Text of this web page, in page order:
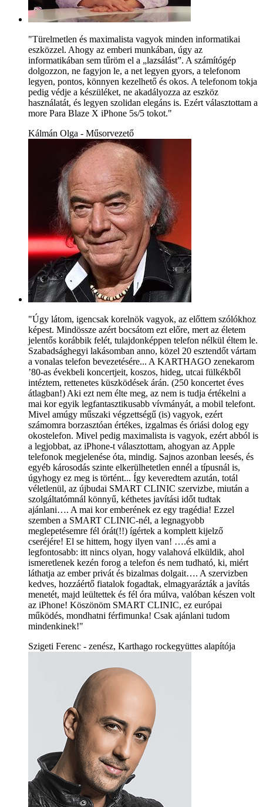
"Türelmetlen és maximalista vagyok minden informatikai
eszközzel. Ahogy az emberi munkában, úgy az
informatikában sem tűröm el a „lazsálást”. A számítógép
dolgozzon, ne fagyjon le, a net legyen gyors, a telefonom
legyen, pontos, könnyen kezelhető és okos. A telefonom tokja
pedig védje a készüléket, ne akadályozza az eszköz
használatát, és legyen szolidan elegáns is. Ezért választottam a
more Para Blaze X iPhone 5s/5 tokot."
Kálmán Olga - Műsorvezető
"Úgy látom, igencsak korelnök vagyok, az előttem szólókhoz
képest. Mindössze azért bocsátom ezt előre, mert az életem
jelentős korábbik felét, tulajdonképpen telefon nélkül éltem le.
Szabadsághegyi lakásomban anno, közel 20 esztendőt vártam
a vonalas telefon bevezetésére... A KARTHAGO zenekarom
’80-as évekbeli koncertjeit, koszos, hideg, utcai fülkékből
intéztem, rettenetes küszködések árán. (250 koncertet éves
átlagban!) Aki ezt nem élte meg, az nem is tudja értékelni a
mai kor egyik legfantasztikusabb vívmányát, a mobil telefont.
Mivel amúgy műszaki végzettségű (is) vagyok, ezért
számomra borzasztóan értékes, izgalmas és óriási dolog egy
okostelefon. Mivel pedig maximalista is vagyok, ezért abból is
a legjobbat, az iPhone-t választottam, ahogyan az Apple
telefonok megjelenése óta, mindig. Sajnos azonban leesés, és
egyéb károsodás szinte elkerülhetetlen ennél a típusnál is,
úgyhogy ez meg is történt... Így keveredtem azután, totál
véletlenül, az újbudai SMART CLINIC szervizbe, miután a
szolgáltatómnál könnyű, kéthetes javítási időt tudtak
ajánlani…. A mai kor emberének ez egy tragédia! Ezzel
szemben a SMART CLINIC-nél, a legnagyobb
meglepetésemre fél órát(!!) ígértek a komplett kijelző
cseréjére! El se hittem, hogy ilyen van! ….és ami a
legfontosabb: itt nincs olyan, hogy valahová elküldik, ahol
ismeretlenek kezén forog a telefon és nem tudható, ki, miért
láthatja az ember privát és bizalmas dolgait…. A szervizben
kedves, hozzáértő fiatalok fogadtak, elmagyarázták a javítás
menetét, majd leültettek és fél óra múlva, valóban készen volt
az iPhone! Köszönöm SMART CLINIC, ez európai
működés, mondhatni férfimunka! Csak ajánlani tudom
mindenkinek!"
Szigeti Ferenc - zenész, Karthago rockegyüttes alapítója